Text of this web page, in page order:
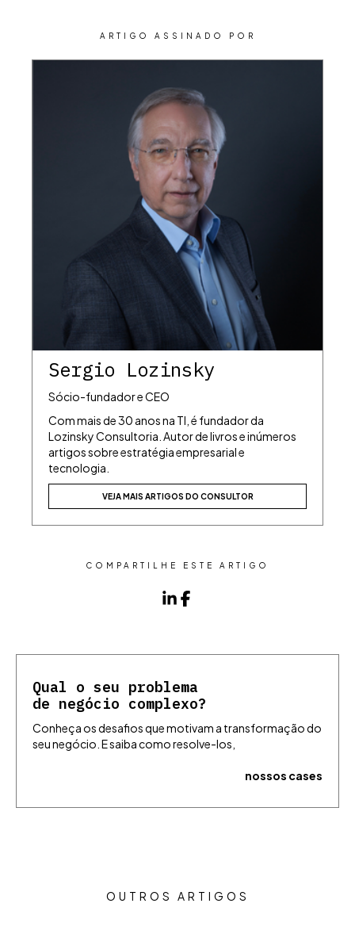
ARTIGO ASSINADO POR
Sergio Lozinsky
Sócio-fundador e CEO
Com mais de 30 anos na TI, é fundador da
Lozinsky Consultoria. Autor de livros e inúmeros
artigos sobre estratégia empresarial e
tecnologia.
VEJA MAIS ARTIGOS DO CONSULTOR
COMPARTILHE ESTE ARTIGO
Qual o seu problema
de negócio complexo?
Conheça os desafios que motivam a transformação do
seu negócio. E saiba como resolve-los,
nossos cases
OUTROS ARTIGOS